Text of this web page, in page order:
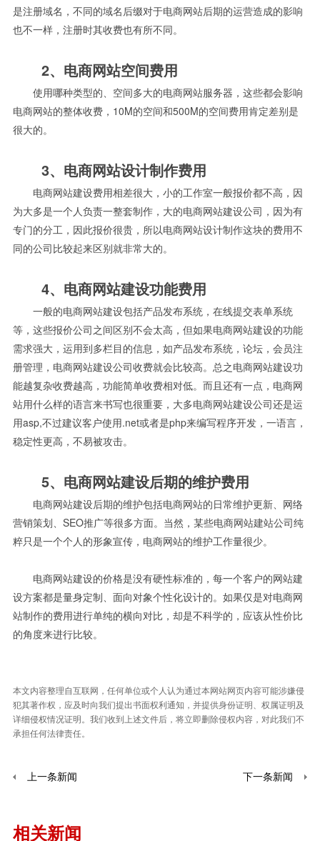
是注册域名，不同的域名后缀对于电商网站后期的运营造成的影响
也不一样，注册时其收费也有所不同。
2、电商网站空间费用
使用哪种类型的、空间多大的电商网站服务器，这些都会影响
电商网站的整体收费，10M的空间和500M的空间费用肯定差别是
很大的。
3、电商网站设计制作费用
电商网站建设费用相差很大，小的工作室一般报价都不高，因
为大多是一个人负责一整套制作，大的电商网站建设公司，因为有
专门的分工，因此报价很贵，所以电商网站设计制作这块的费用不
同的公司比较起来区别就非常大的。
4、电商网站建设功能费用
一般的电商网站建设包括产品发布系统，在线提交表单系统
等，这些报价公司之间区别不会太高，但如果电商网站建设的功能
需求强大，运用到多栏目的信息，如产品发布系统，论坛，会员注
册管理，电商网站建设公司收费就会比较高。总之电商网站建设功
能越复杂收费越高，功能简单收费相对低。而且还有一点，电商网
站用什么样的语言来书写也很重要，大多电商网站建设公司还是运
用asp,不过建议客户使用.net或者是php来编写程序开发，一语言，
稳定性更高，不易被攻击。
5、电商网站建设后期的维护费用
电商网站建设后期的维护包括电商网站的日常维护更新、网络
营销策划、SEO推广等很多方面。当然，某些电商网站建站公司纯
粹只是一个个人的形象宣传，电商网站的维护工作量很少。
电商网站建设的价格是没有硬性标准的，每一个客户的网站建
设方案都是量身定制、面向对象个性化设计的。如果仅是对电商网
站制作的费用进行单纯的横向对比，却是不科学的，应该从性价比
的角度来进行比较。
本文内容整理自互联网，任何单位或个人认为通过本网站网页内容可能涉嫌侵
犯其著作权，应及时向我们提出书面权利通知，并提供身份证明、权属证明及
详细侵权情况证明。我们收到上述文件后，将立即删除侵权内容，对此我们不
承担任何法律责任。
上一条新闻 下一条新闻
相关新闻